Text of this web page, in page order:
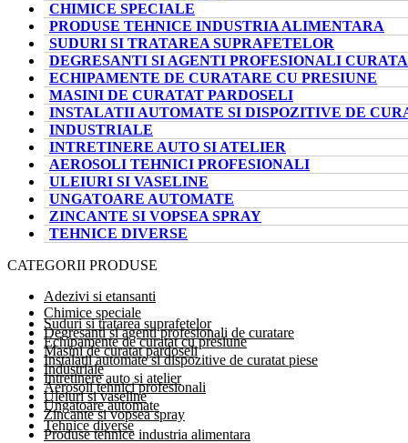
CHIMICE SPECIALE
PRODUSE TEHNICE INDUSTRIA ALIMENTARA
SUDURI SI TRATAREA SUPRAFETELOR
DEGRESANTI SI AGENTI PROFESIONALI
ECHIPAMENTE DE CURATARE CU PRESIUNE
MASINI DE CURATAT PARDOSELI
INSTALATII AUTOMATE SI DISPOZITIVE DE
INDUSTRIALE
INTRETINERE AUTO SI ATELIER
AEROSOLI TEHNICI PROFESIONALI
ULEIURI SI VASELINE
UNGATOARE AUTOMATE
ZINCANTE SI VOPSEA SPRAY
TEHNICE DIVERSE
CATEGORII PRODUSE
Adezivi si etansanti
Chimice speciale
Suduri si tratarea suprafetelor
Degresanti si agenti profesionali de curatare
Echipamente de curatat cu presiune
Masini de curatat pardoseli
Instalatii automate si dispozitive de curatat piese
Industriale
Intretinere auto si atelier
Aerosoli tehnici profesionali
Uleiuri si vaseline
Ungatoare automate
Zincante si vopsea spray
Tehnice diverse
Produse tehnice industria alimentara